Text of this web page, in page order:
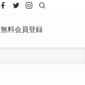
無料会員登録